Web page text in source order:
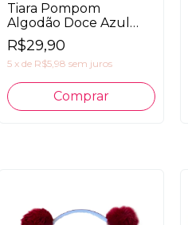
Tiara Pompom
Algodão Doce Azul
Claro G
R$29,90
5 x de R$5,98 sem juros